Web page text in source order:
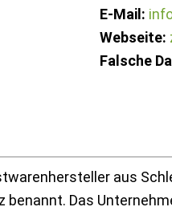
E-Mail:
Webseite:
Falsche
aus
Das